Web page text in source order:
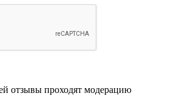
отзывы проходят модерацию